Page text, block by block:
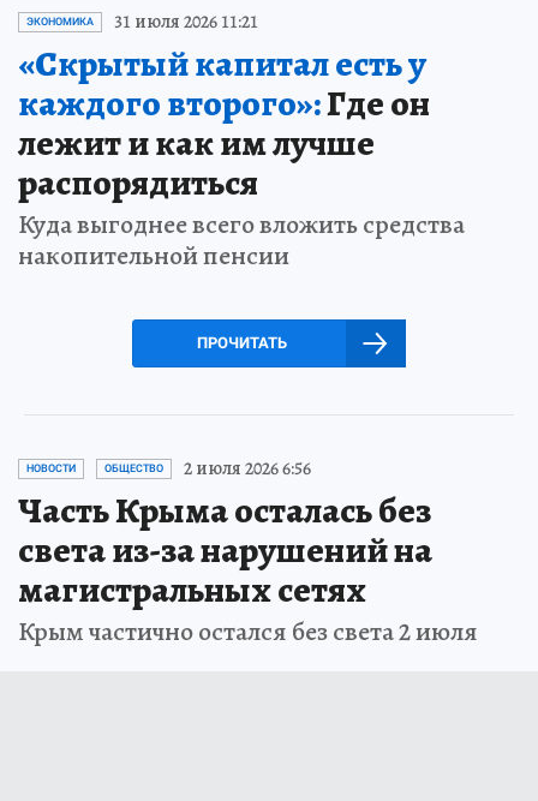
ЭКОНОМИКА 31 июля 2026 11:21
«Скрытый капитал есть у
каждого второго»:Где он
лежит и как им лучше
распорядиться
Куда выгоднее всего вложить средства
накопительной пенсии
ПРОЧИТАТЬ
НОВОСТИ ОБЩЕСТВО 2 июля 2026 6:56
Часть Крыма осталась без
света из-за нарушений на
магистральных сетях
Крым частично остался без света 2 июля